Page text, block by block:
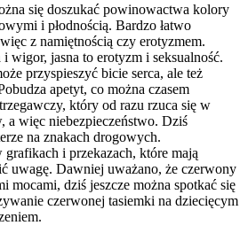
się doszukać powinowactwa kolory
i płodnością. Bardzo łatwo
z namiętnością czy erotyzmem.
wigor, jasna to erotyzm i seksualność.
przyspieszyć bicie serca, ale też
apetyt, co można czasem
który od razu rzuca się w
a więc niebezpieczeństwo. Dziś
na znakach drogowych.
i przekazach, które mają
uwagę. Dawniej uważano, że czerwony
mocami, dziś jeszcze można spotkać się
czerwonej tasiemki na dziecięcym